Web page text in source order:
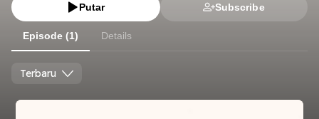
Putar Subscribe
Episode (1) Details
Terbaru